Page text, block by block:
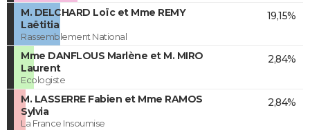
M. DELCHARD Loïc et Mme REMY
Laëtitia
Rassemblement National
19,15%
Mme DANFLOUS Marlène et M. MIRO
Laurent
Ecologiste
2,84%
M. LASSERRE Fabien et Mme RAMOS
Sylvia
La France Insoumise
2,84%